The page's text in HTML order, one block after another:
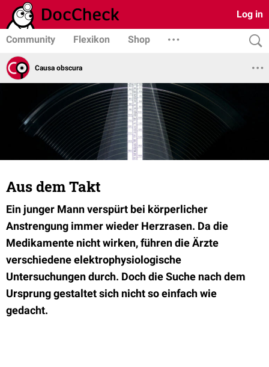
Log in
Community Flexikon Shop
Causa obscura
Aus dem Takt
Ein junger Mann verspürt bei körperlicher
Anstrengung immer wieder Herzrasen. Da die
Medikamente nicht wirken, führen die Ärzte
verschiedene elektrophysiologische
Untersuchungen durch. Doch die Suche nach dem
Ursprung gestaltet sich nicht so einfach wie
gedacht.